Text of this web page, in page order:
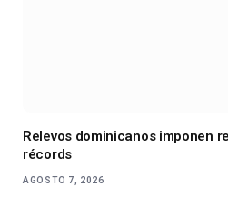
Relevos dominicanos imponen
récords
AGOSTO 7, 2026